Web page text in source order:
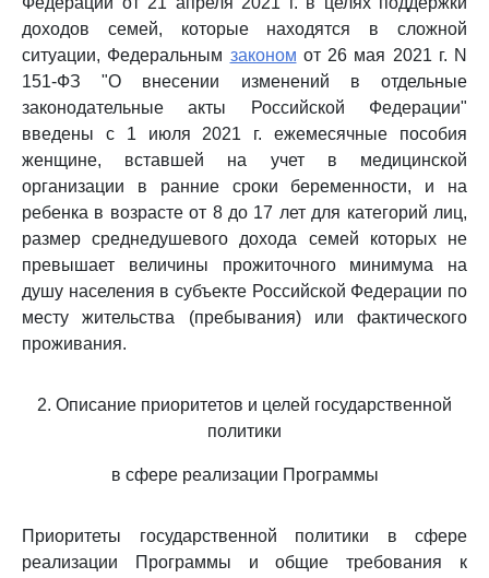
доходов семей, которые находятся в сложной
ситуации, Федеральным законом от 26 мая 2021 г. N
151-ФЗ "О внесении изменений в отдельные
законодательные акты Российской Федерации"
введены с 1 июля 2021 г. ежемесячные пособия
женщине, вставшей на учет в медицинской
организации в ранние сроки беременности, и на
ребенка в возрасте от 8 до 17 лет для категорий лиц,
размер среднедушевого дохода семей которых не
превышает величины прожиточного минимума на
душу населения в субъекте Российской Федерации по
месту жительства (пребывания) или фактического
проживания.
2. Описание приоритетов и целей государственной
политики
в сфере реализации Программы
Приоритеты государственной политики в сфере
реализации Программы и общие требования к